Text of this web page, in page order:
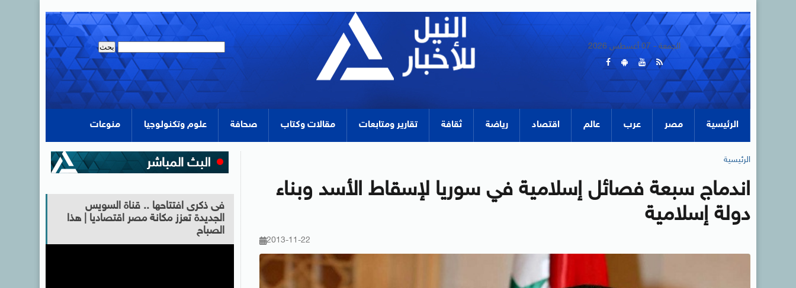
الجمعة - 07 أغسطس 2026
الرئيسية مصر عرب عالم اقتصاد رياضة ثقافة تقارير ومتابعات مقالات وكتاب صحافة علوم وتكنولوجيا منوعات
الرئيسية
اندماج سبعة فصائل إسلامية في سوريا لإسقاط الأسد وبناء
دولة إسلامية
2013-11-22
فى ذكرى افتتاحها .. قناة السويس
الجديدة تعزز مكانة مصر اقتصاديا | هذا
الصباح